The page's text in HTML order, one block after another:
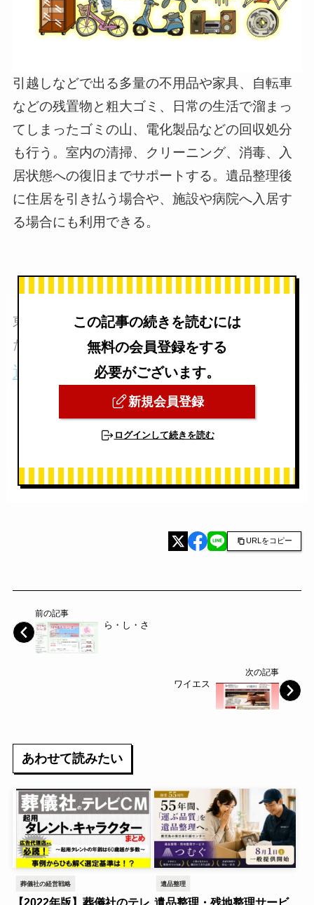
引越しなどで出る多量の不用品や家具、自転車
などの残置物と粗大ゴミ、日常の生活で溜まっ
てしまったゴミの山、電化製品などの回収処分
も行う。室内の清掃、クリーニング、消毒、入
居状態への復旧までサポートする。遺品整理後
に住居を引き払う場合や、施設や病院へ入居す
る場合にも利用できる。
東京都での遺品整理についてはこちらもご覧く
ださい
遺品整理業者を比較【東京編】
この記事の続きを読むには
無料の会員登録をする
必要がございます。
新規会員登録
ログインして続きを読む
URLをコピー
前の記事
ら・し・さ
次の記事
ワイエス
あわせて読みたい
葬儀社の経営戦略
【2022年版】葬儀社のテレ
遺品整理
遺品整理・残地整理サービ